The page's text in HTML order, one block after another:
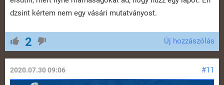
dzsint kértem nem egy vásári mutatványost.
2 Új hozzászólás
#11
2020.07.30 09:06